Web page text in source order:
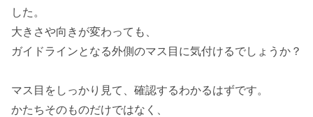
した。
大きさや向きが変わっても、
ガイドラインとなる外側のマス目に気付けるでしょうか？
マス目をしっかり見て、確認するわかるはずです。
かたちそのものだけではなく、